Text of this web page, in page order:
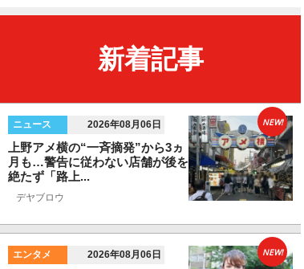
新着記事
ニュース 2026年08月06日
上野アメ横の“一斉摘発”から3ヵ
月も…警告に従わない店舗が後を
絶たず「路上...
デヤブロウ
NEW!
エンタメ 2026年08月06日 NEW!